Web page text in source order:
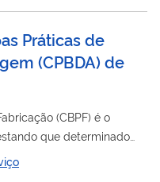
Práticas de
(CPBDA) de
(CBPF) é o
que determinado
Práticas de Fabricação.
e/ou